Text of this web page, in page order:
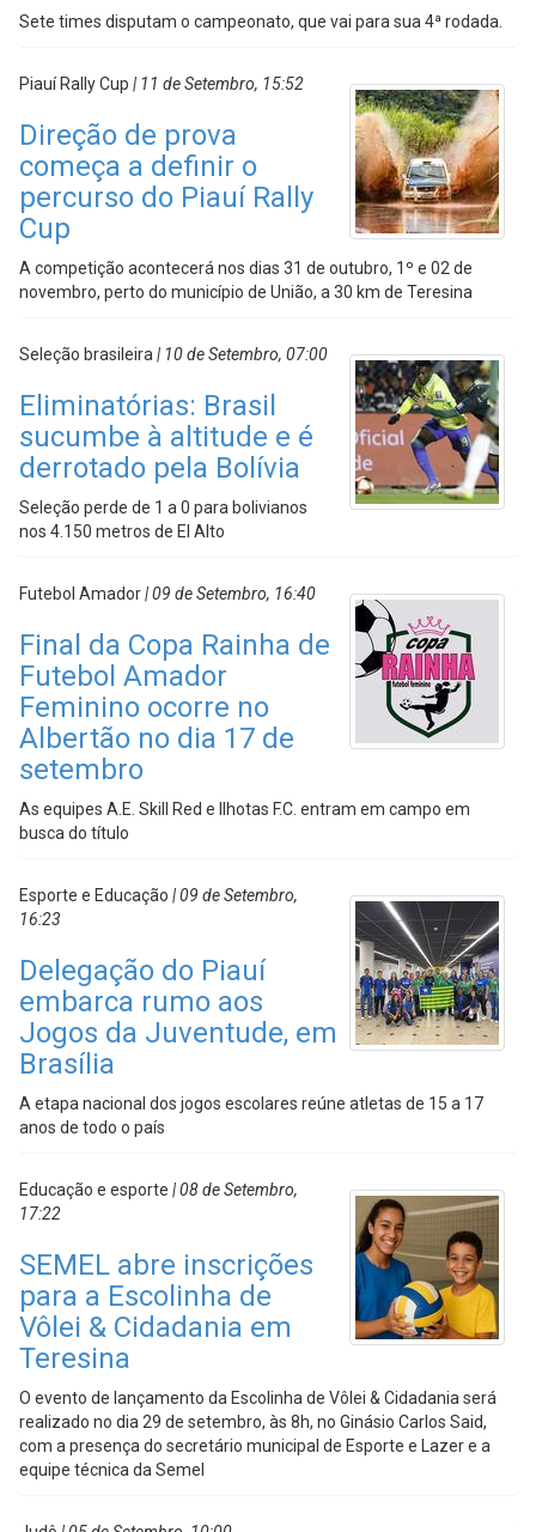
Sete times disputam o campeonato, que vai para sua 4ª rodada.
Piauí Rally Cup | 11 de Setembro, 15:52
Direção de prova
começa a definir o
percurso do Piauí Rally
Cup
A competição acontecerá nos dias 31 de outubro, 1º e 02 de
novembro, perto do município de União, a 30 km de Teresina
Seleção brasileira | 10 de Setembro, 07:00
Eliminatórias: Brasil
sucumbe à altitude e é
derrotado pela Bolívia
Seleção perde de 1 a 0 para bolivianos
nos 4.150 metros de El Alto
Futebol Amador| 09 de Setembro, 16:40
Final da Copa Rainha de
Futebol Amador
Feminino ocorre no
Albertão no dia 17 de
setembro
As equipes A.E. Skill Red e Ilhotas F.C. entram em campo em
busca do título
Esporte e Educação | 09 de Setembro,
16:23
Delegação do Piauí
embarca rumo aos
Jogos da Juventude, em
Brasília
A etapa nacional dos jogos escolares reúne atletas de 15 a 17
anos de todo o país
Educação e esporte | 08 de Setembro,
17:22
SEMEL abre inscrições
para a Escolinha de
Vôlei & Cidadania em
Teresina
O evento de lançamento da Escolinha de Vôlei & Cidadania será
realizado no dia 29 de setembro, às 8h, no Ginásio Carlos Said,
com a presença do secretário municipal de Esporte e Lazer e a
equipe técnica da Semel